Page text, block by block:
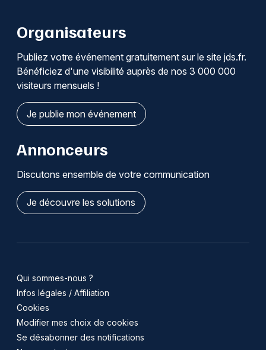
Organisateurs
Publiez votre événement gratuitement sur le site jds.fr.
Bénéficiez d'une visibilité auprès de nos 3 000 000
visiteurs mensuels !
Je publie mon événement
Annonceurs
Discutons ensemble de votre communication
Je découvre les solutions
Qui sommes-nous ?
Infos légales / Affiliation
Cookies
Modifier mes choix de cookies
Se désabonner des notifications